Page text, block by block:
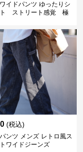
イドパンツ ゆったりシ
ト ストリート感覚 極
(税込)
ンツ メンズ レトロ風ス
ワイドジーンズ